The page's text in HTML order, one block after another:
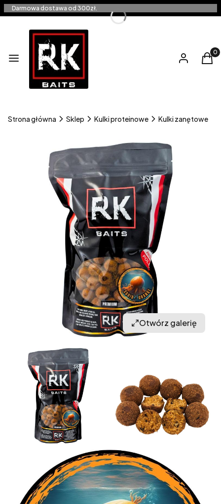
Darmowa dostawa od 300zł.
Menu Zaloguj się
Strona główna Sklep Kulki proteinowe Kulki zanętowe
Otwórz galerię